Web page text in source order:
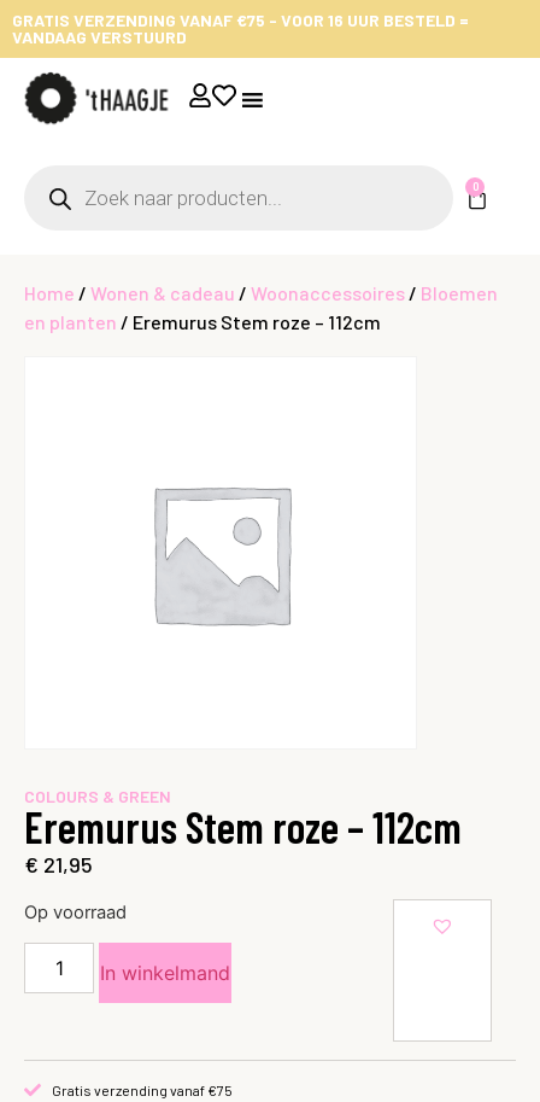
GRATIS VERZENDING VANAF €75 - VOOR 16 UUR BESTELD =
VANDAAG VERSTUURD
0
Home / Wonen & cadeau / Woonaccessoires / Bloemen
en planten / Eremurus Stem roze – 112cm
COLOURS & GREEN
Eremurus Stem roze – 112cm
€ 21,95
Op voorraad
In winkelmand
Gratis verzending vanaf €75